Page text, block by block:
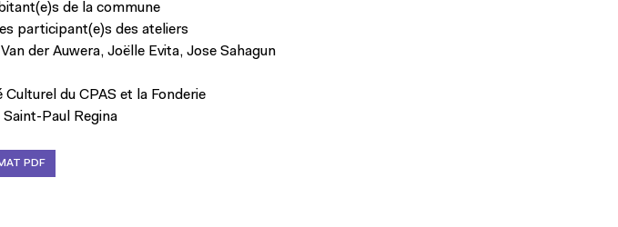
de la commune
participant(e)s des ateliers
der Auwera, Joëlle Evita, Jose Sahagun
du CPAS et la Fonderie
Paul Regina
PDF